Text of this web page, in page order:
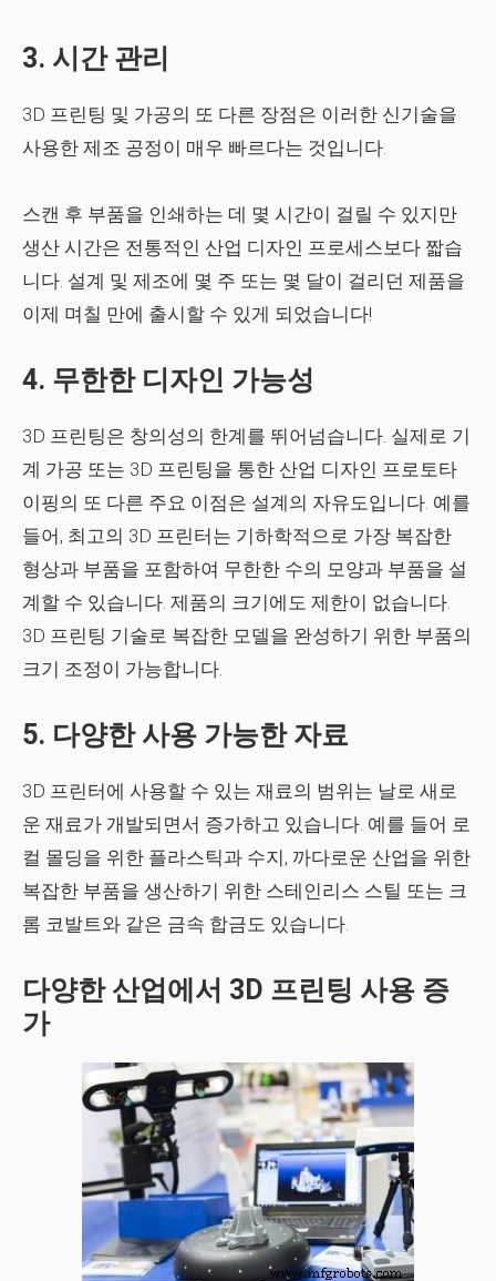
3. 시간 관리
3D 프린팅 및 가공의 또 다른 장점은 이러한 신기술을
사용한 제조 공정이 매우 빠르다는 것입니다.
스캔 후 부품을 인쇄하는 데 몇 시간이 걸릴 수 있지만
생산 시간은 전통적인 산업 디자인 프로세스보다 짧습
니다. 설계 및 제조에 몇 주 또는 몇 달이 걸리던 제품을
이제 며칠 만에 출시할 수 있게 되었습니다!
4. 무한한 디자인 가능성
3D 프린팅은 창의성의 한계를 뛰어넘습니다. 실제로 기
계 가공 또는 3D 프린팅을 통한 산업 디자인 프로토타
이핑의 또 다른 주요 이점은 설계의 자유도입니다. 예를
들어, 최고의 3D 프린터는 기하학적으로 가장 복잡한
형상과 부품을 포함하여 무한한 수의 모양과 부품을 설
계할 수 있습니다. 제품의 크기에도 제한이 없습니다.
3D 프린팅 기술로 복잡한 모델을 완성하기 위한 부품의
크기 조정이 가능합니다.
5. 다양한 사용 가능한 자료
3D 프린터에 사용할 수 있는 재료의 범위는 날로 새로
운 재료가 개발되면서 증가하고 있습니다. 예를 들어 로
컬 몰딩을 위한 플라스틱과 수지, 까다로운 산업을 위한
복잡한 부품을 생산하기 위한 스테인리스 스틸 또는 크
롬 코발트와 같은 금속 합금도 있습니다.
다양한 산업에서 3D 프린팅 사용 증
가